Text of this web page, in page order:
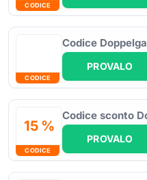
CODICE
CODICE
Codice
PROVALO
15 %
CODICE
Codice sconto
PROVALO